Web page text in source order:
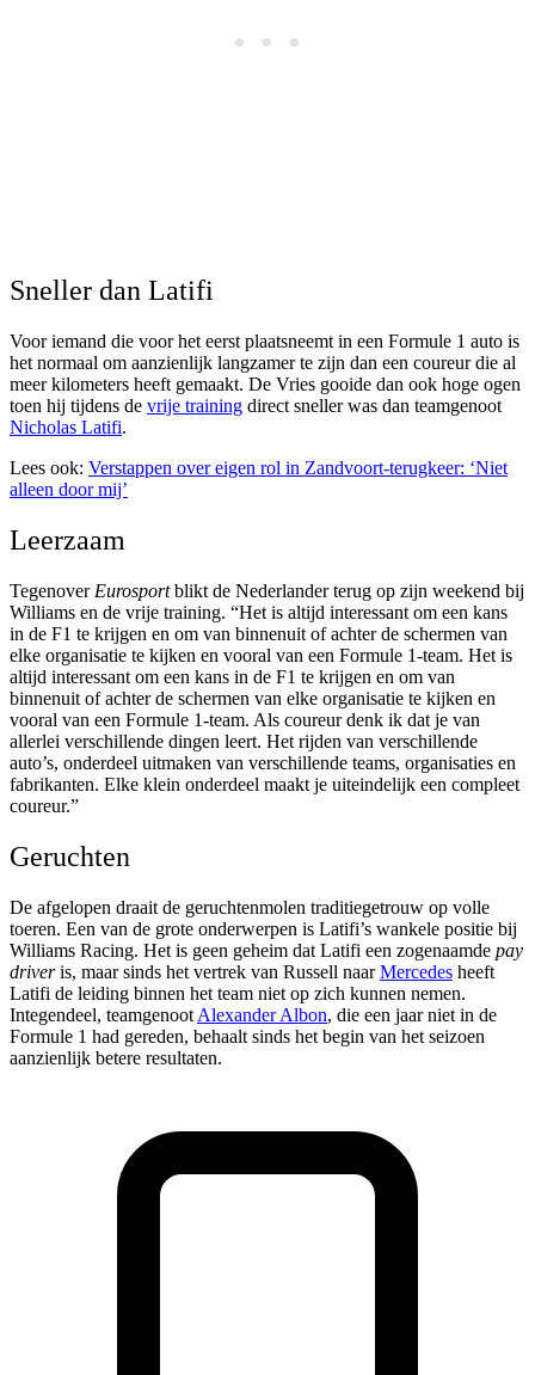
Sneller dan Latifi
Voor iemand die voor het eerst plaatsneemt in een Formule 1 auto is
het normaal om aanzienlijk langzamer te zijn dan een coureur die al
meer kilometers heeft gemaakt. De Vries gooide dan ook hoge ogen
toen hij tijdens de vrije training direct sneller was dan teamgenoot
Nicholas Latifi.
Lees ook: Verstappen over eigen rol in Zandvoort-terugkeer: ‘Niet
alleen door mij’
Leerzaam
Tegenover Eurosportblikt de Nederlander terug op zijn weekend bij
Williams en de vrije training. “Het is altijd interessant om een kans
in de F1 te krijgen en om van binnenuit of achter de schermen van
elke organisatie te kijken en vooral van een Formule 1-team. Het is
altijd interessant om een kans in de F1 te krijgen en om van
binnenuit of achter de schermen van elke organisatie te kijken en
vooral van een Formule 1-team. Als coureur denk ik dat je van
allerlei verschillende dingen leert. Het rijden van verschillende
auto’s, onderdeel uitmaken van verschillende teams, organisaties en
fabrikanten. Elke klein onderdeel maakt je uiteindelijk een compleet
coureur.”
Geruchten
De afgelopen draait de geruchtenmolen traditiegetrouw op volle
toeren. Een van de grote onderwerpen is Latifi’s wankele positie bij
Williams Racing. Het is geen geheim dat Latifi een zogenaamde pay
driveris, maar sinds het vertrek van Russell naarMercedes heeft
Latifi de leiding binnen het team niet op zich kunnen nemen.
Integendeel, teamgenoot Alexander Albon, die een jaar niet in de
Formule 1 had gereden, behaalt sinds het begin van het seizoen
aanzienlijk betere resultaten.